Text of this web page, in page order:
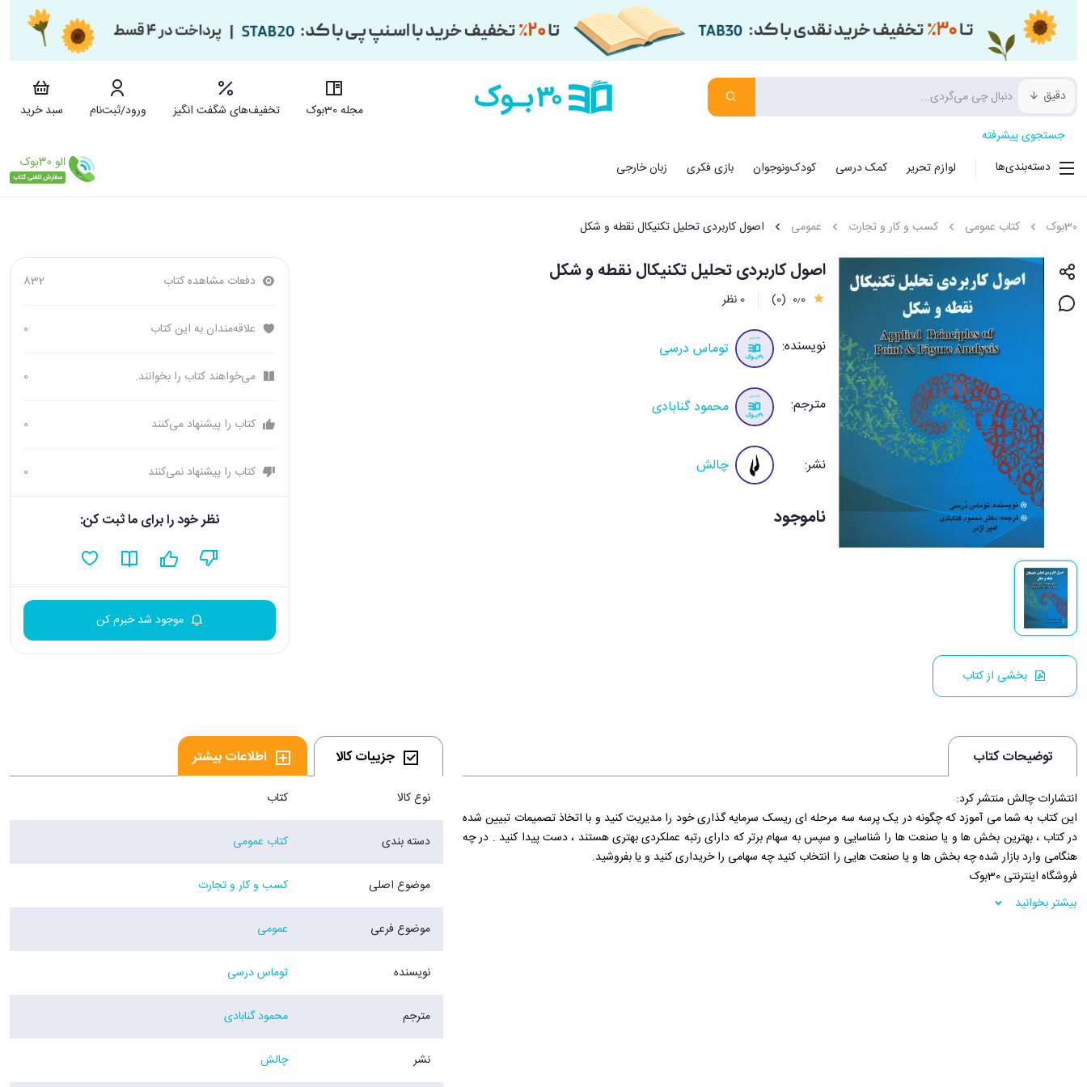
دقیق
مجله 30بوک تخفیف‌های شگفت انگیز ورود/ثبت‌نام
سبد خرید
جستجوی پیشرفته
دسته‌بندی‌ها
لوازم تحریر کمک درسی کودک‌ونوجوان بازی فکری زبان خارجی
30بوک کتاب عمومی کسب و کار و تجارت عمومی اصول کاربردی تحلیل تکنیکال نقطه و شکل
بخشی از کتاب
اصول کاربردی تحلیل تکنیکال نقطه و شکل
0٫0 (0) 0 نظر
نویسنده: توماس درسی
مترجم: محمود گنابادی
نشر: چالش
ناموجود
دفعات مشاهده کتاب 832
علاقه‌مندان به این کتاب 0
می‌خواهند کتاب را بخوانند. 0
کتاب را پیشنهاد می‌کنند 0
کتاب را پیشنهاد نمی‌کنند 0
نظر خود را برای ما ثبت کن:
موجود شد خبرم کن
توضیحات کتاب
انتشارات چالش منتشر کرد:
این کتاب به شما می آموزد که چگونه در یک پرسه سه مرحله ای ریسک سرمایه گذاری خود را مدیریت کنید و با اتخاذ تصمیمات تبیین شده
در کتاب ، بهترین بخش ها و یا صنعت ها را شناسایی و سپس به سهام برتر که دارای رتبه عملکردی بهتری هستند ، دست پیدا کنید . در چه
هنگامی وارد بازار شده چه بخش ها و یا صنعت هایی را انتخاب کنید چه سهامی را خریداری کنید و یا بفروشید.
فروشگاه اینترنتی 30بوک
بیشتر بخوانید
جزییات کالا اطلاعات بیشتر
نوع کالا کتاب
دسته بندی کتاب عمومی
موضوع اصلی کسب و کار و تجارت
موضوع فرعی عمومی
نویسنده توماس درسی
مترجم محمود گنابادی
نشر چالش